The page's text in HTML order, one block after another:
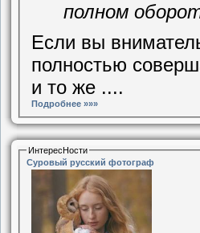
полном
Если вы
полностью
и то же ....
Подробнее »»»
ИнтересНости
Суровый русский фотограф